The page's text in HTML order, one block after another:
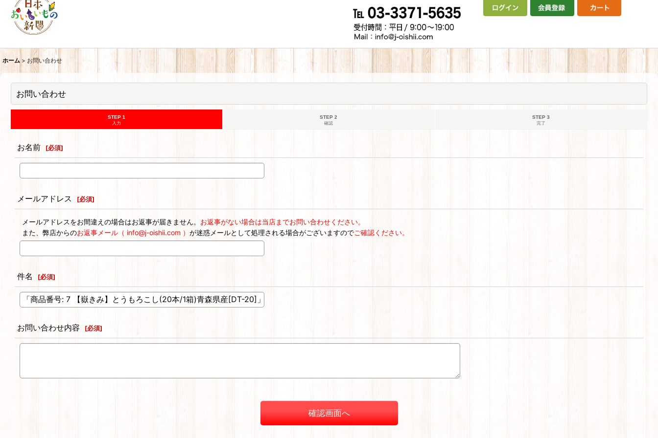
ホーム > お問い合わせ
お問い合わせ
STEP 1
入力
STEP 2
確認
STEP 3
完了
お名前 [必須]
メールアドレス [必須]
メールアドレスをお間違えの場合はお返事が届きません。 お返事がない場合は当店までお問い合わせください。
また、弊店からのお返事メール（ info@j-oishii.com ） が迷惑メールとして処理される場合がございますのでご確認ください。
件名 [必須]
お問い合わせ内容 [必須]
確認画面へ